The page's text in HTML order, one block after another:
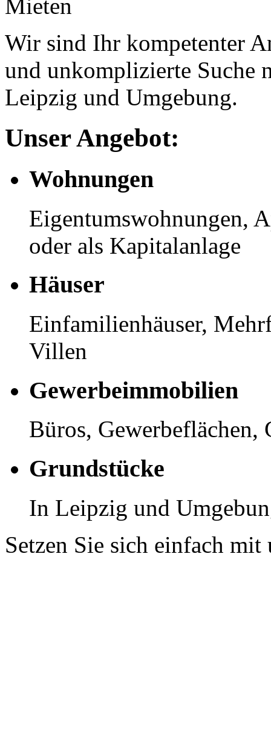
Wir sind Ihr kompetenter
und unkomplizierte Suche
Leipzig und Umgebung.
Unser Angebot:
Wohnungen
Eigentumswohnungen,
oder als Kapitalanlage
Häuser
Einfamilienhäuser,
Villen
Gewerbeimmobilien
Büros, Gewerbeflächen,
Grundstücke
In Leipzig und
Setzen Sie sich einfach